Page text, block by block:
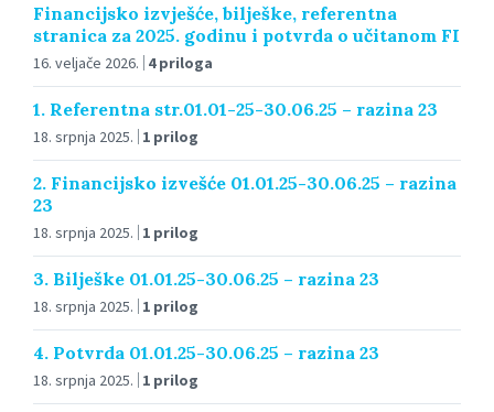
Financijsko izvješće, bilješke, referentna
stranica za 2025. godinu i potvrda o učitanom FI
16. veljače 2026. 4 priloga
1. Referentna str.01.01-25-30.06.25 – razina 23
18. srpnja 2025. 1 prilog
2. Financijsko izvešće 01.01.25-30.06.25 – razina
23
18. srpnja 2025. 1 prilog
3. Bilješke 01.01.25-30.06.25 – razina 23
18. srpnja 2025. 1 prilog
4. Potvrda 01.01.25-30.06.25 – razina 23
18. srpnja 2025. 1 prilog